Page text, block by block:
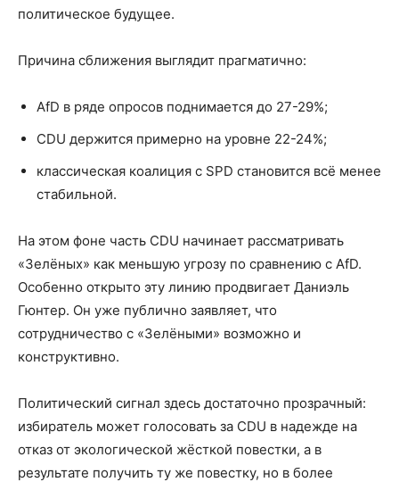
политическое будущее.
Причина сближения выглядит прагматично:
AfD в ряде опросов поднимается до 27-29%;
CDU держится примерно на уровне 22-24%;
классическая коалиция с SPD становится всё менее
стабильной.
На этом фоне часть CDU начинает рассматривать
«Зелёных» как меньшую угрозу по сравнению с AfD.
Особенно открыто эту линию продвигает Даниэль
Гюнтер. Он уже публично заявляет, что
сотрудничество с «Зелёными» возможно и
конструктивно.
Политический сигнал здесь достаточно прозрачный:
избиратель может голосовать за CDU в надежде на
отказ от экологической жёсткой повестки, а в
результате получить ту же повестку, но в более